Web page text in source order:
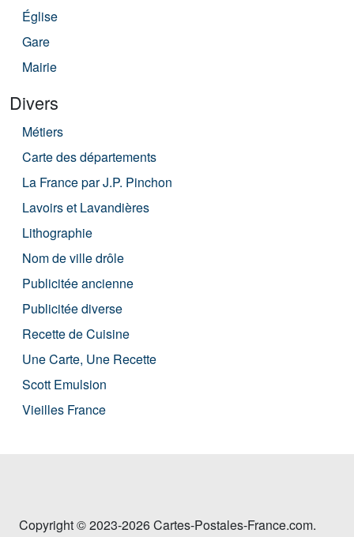
Église
Gare
Mairie
Divers
Métiers
Carte des départements
La France par J.P. Pinchon
Lavoirs et Lavandières
Lithographie
Nom de ville drôle
Publicitée ancienne
Publicitée diverse
Recette de Cuisine
Une Carte, Une Recette
Scott Emulsion
Vieilles France
Copyright © 2023-2026 Cartes-Postales-France.com.